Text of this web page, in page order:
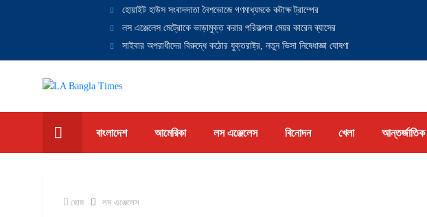
হোয়াইট হাউস সংবাদদাতা নৈশভোজে গণমাধ্যমকে কটাক্ষ ট্রাম্পের
লস এঞ্জেলেস মেট্রোকে ভাড়ামুক্ত করার পরিকল্পনা মেয়র কারেন ব্যাসের
সাইবার অপরাধীদের বিরুদ্ধে কঠোর যুক্তরাষ্ট্র, নতুন ভিসা নিষেধাজ্ঞা ঘোষণা
বাংলাদেশ আমেরিকা লস এঞ্জেলেস বিনোদন খেলা আন্তর্জাতিক
হোম লস এঞ্জেলেস